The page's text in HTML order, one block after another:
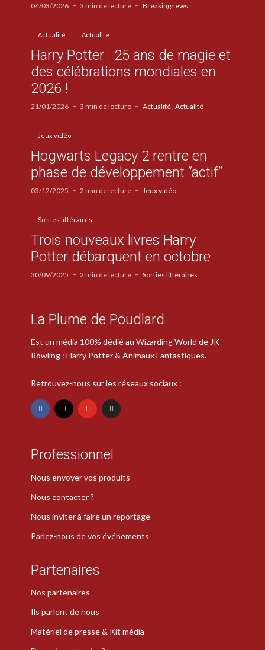
04/03/2026 3 min de lecture Breakingnews
Actualité Actualité
Harry Potter : 25 ans de magie et
des célébrations mondiales en
2026 !
21/01/2026 3 min de lecture Actualité Actualité
Jeux vidéo
Hogwarts Legacy 2 rentre en
phase de développement “actif”
03/12/2025 2 min de lecture Jeux vidéo
Sorties littéraires
Trois nouveaux livres Harry
Potter débarquent en octobre
30/09/2025 2 min de lecture Sorties littéraires
La Plume de Poudlard
Est un média 100% dédié au Wizarding World de JK
Rowling : Harry Potter & Animaux Fantastiques.
Retrouvez-nous sur les réseaux sociaux :
Professionnel
Nous envoyer vos produits
Nous contacter ?
Nous inviter à faire un reportage
Parlez-nous de vos événements
Partenaires
Nos partenaires
Ils parlent de nous
Matériel de presse & Kit média